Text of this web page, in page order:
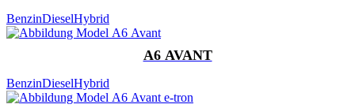
BenzinDieselHybrid
A6 AVANT
BenzinDieselHybrid